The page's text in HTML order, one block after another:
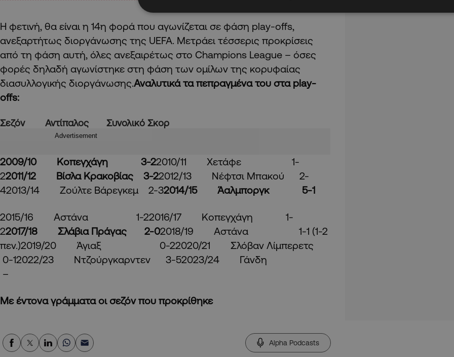
Η φετινή, θα είναι η 14η φορά που αγωνίζεται σε φάση play-offs,
ανεξαρτήτως διοργάνωσης της UEFA. Μετράει τέσσερις προκρίσεις
από τη φάση αυτή, όλες ανεξαιρέτως στο Champions League – όσες
φορές δηλαδή αγωνίστηκε στη φάση των ομίλων της κορυφαίας
διασυλλογικής διοργάνωσης.Αναλυτικά τα πεπραγμένα του στα play-
offs:
Σεζόν Αντίπαλος Συνολικό Σκορ
Advertisement
2009/10 Κοπεγχάγη 3-22010/11 Χετάφε 1-
22011/12 Βίσλα Κρακοβίας 3-22012/13 Νέφτσι Μπακού 2-
42013/14 Ζούλτε Βάρεγκεμ 2-32014/15 Άαλμποργκ 5-1
2015/16 Αστάνα 1-22016/17 Κοπεγχάγη 1-
22017/18 Σλάβια Πράγας 2-02018/19 Αστάνα 1-1 (1-2
πεν.)2019/20 Άγιαξ 0-22020/21 Σλόβαν Λίμπερετς
0-12022/23 Ντζούργκαρντεν 3-52023/24 Γάνδη
–
Με έντονα γράμματα οι σεζόν που προκρίθηκε
Alpha Podcasts